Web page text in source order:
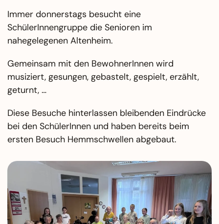
Immer donnerstags besucht eine
SchülerInnengruppe die Senioren im
nahegelegenen Altenheim.
Gemeinsam mit den BewohnerInnen wird
musiziert, gesungen, gebastelt, gespielt, erzählt,
geturnt, …
Diese Besuche hinterlassen bleibenden Eindrücke
bei den SchülerInnen und haben bereits beim
ersten Besuch Hemmschwellen abgebaut.